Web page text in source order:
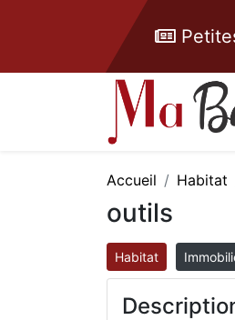
Accueil Habitat
outils
Habitat